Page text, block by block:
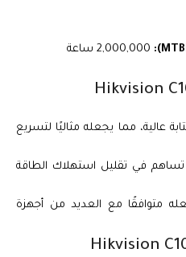
عالية، مما يجعله مثاليًا لتسريع
تقنية 3D NAND تساهم في تقليل استهلاك الطاقة
يجعله متوافقًا مع العديد من أجهزة